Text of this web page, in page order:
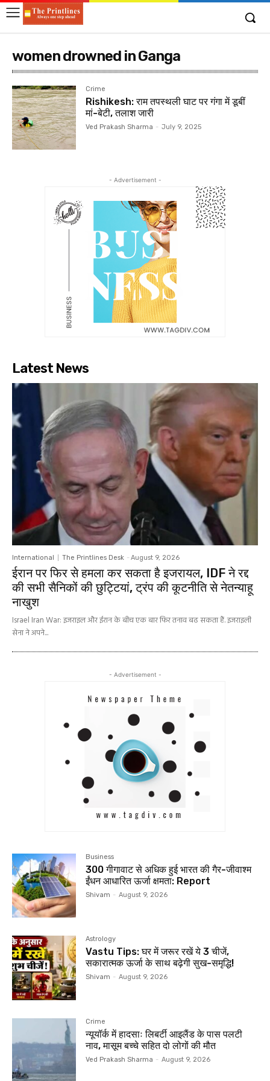
women drowned in Ganga
Crime
Rishikesh: राम तपस्थली घाट पर गंगा में डूबीं
मां-बेटी, तलाश जारी
Ved Prakash Sharma - July 9, 2025
- Advertisement -
Latest News
International The Printlines Desk - August 9, 2026
ईरान पर फिर से हमला कर सकता है इजरायल, IDF ने रद्द
की सभी सैनिकों की छुट्टियां, ट्रंप की कूटनीति से नेतन्याहू
नाखुश
Israel Iran War: इजराइल और ईरान के बीच एक बार फिर तनाव बढ सकता हैं. इजराइली
सेना ने अपने...
- Advertisement -
Business
300 गीगावाट से अधिक हुई भारत की गैर-जीवाश्म
ईंधन आधारित ऊर्जा क्षमता: Report
Shivam - August 9, 2026
Astrology
Vastu Tips: घर में जरूर रखें ये 3 चीजें,
सकारात्मक ऊर्जा के साथ बढ़ेगी सुख-समृद्धि!
Shivam - August 9, 2026
Crime
न्यूयॉर्क में हादसाः लिबर्टी आइलैंड के पास पलटी
नाव, मासूम बच्चे सहित दो लोगों की मौत
Ved Prakash Sharma - August 9, 2026